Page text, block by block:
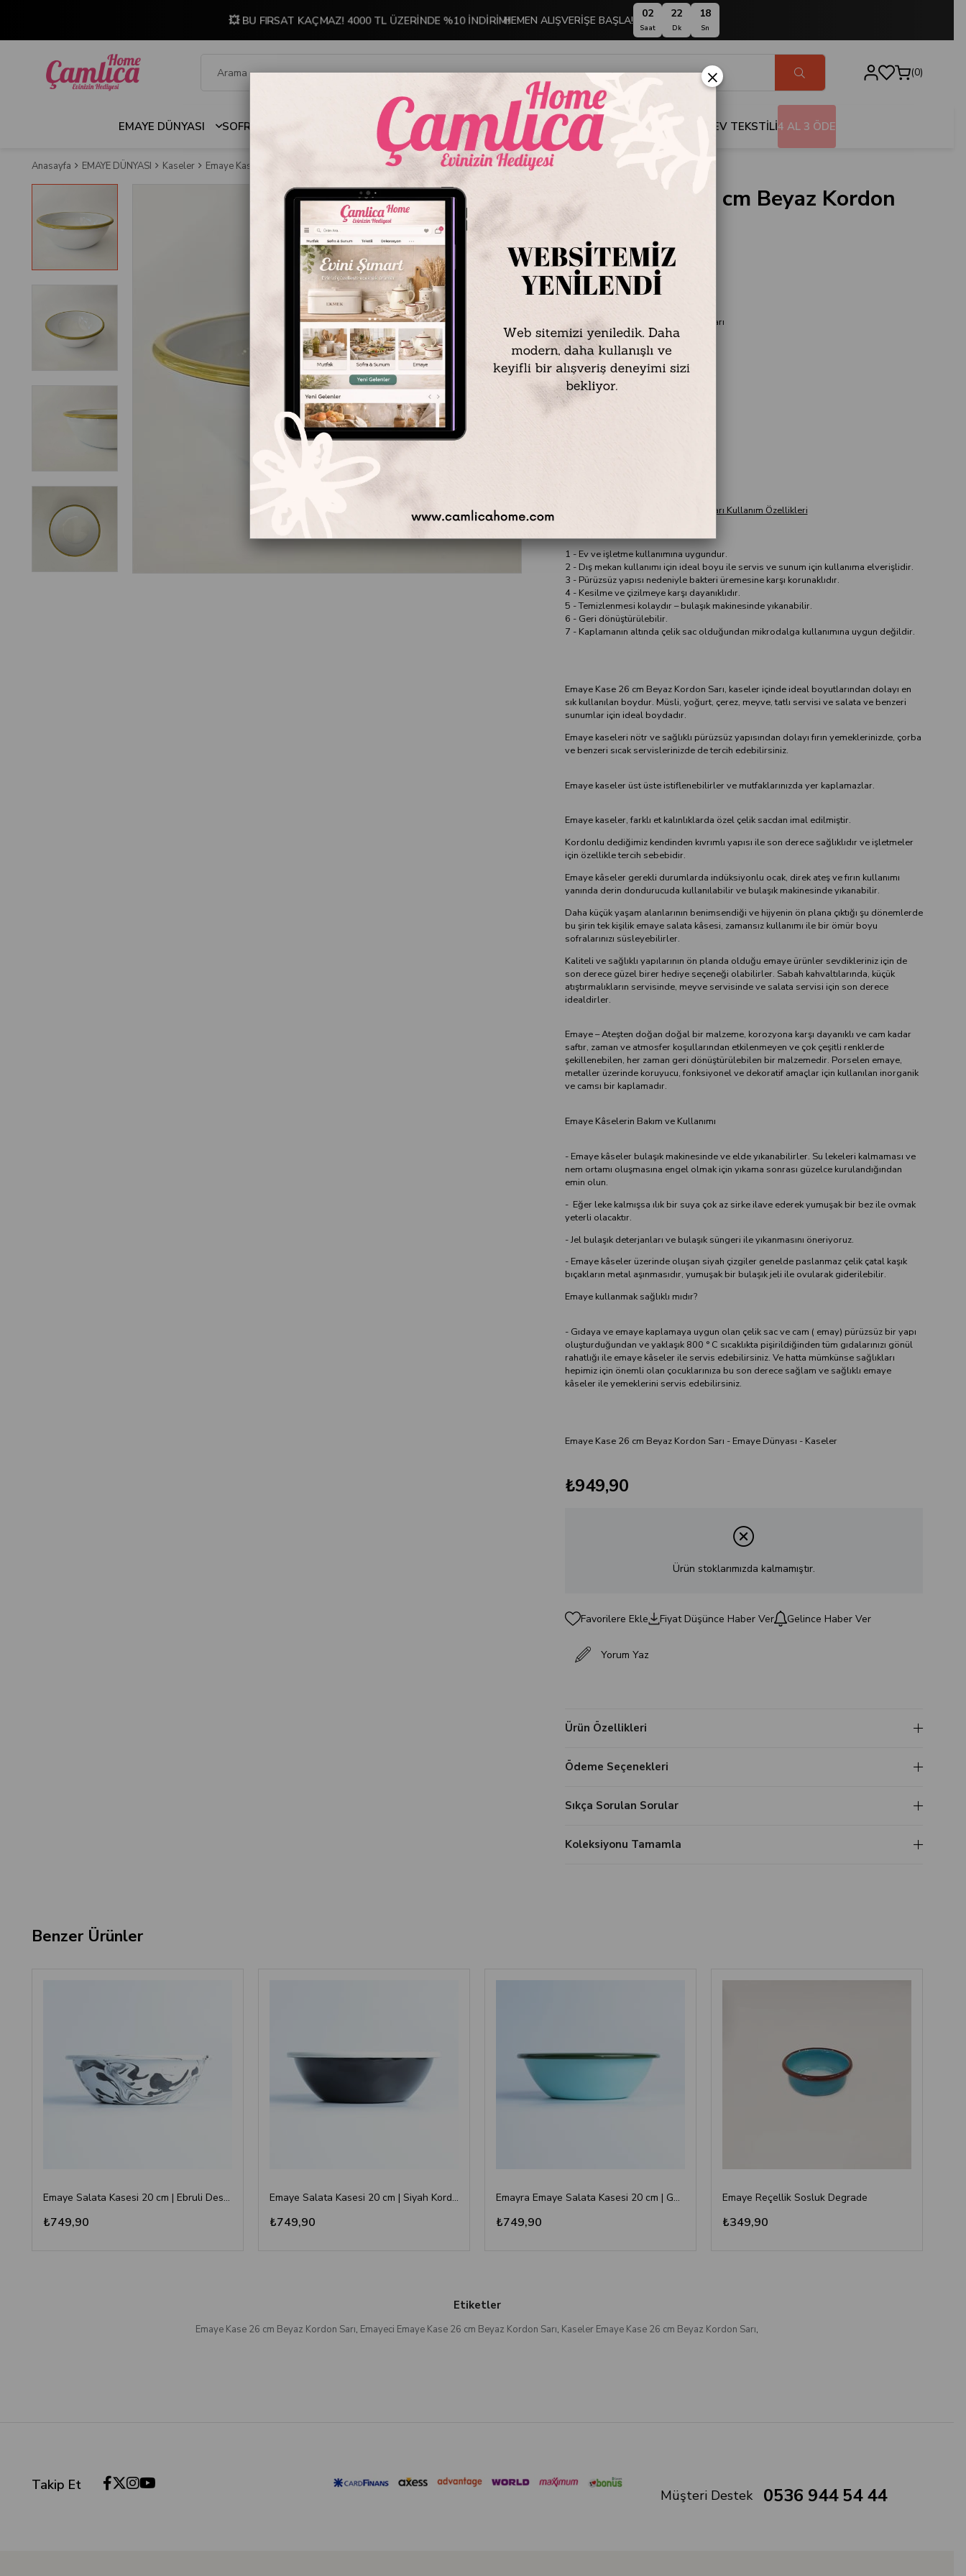
💥 BU FIRSAT KAÇMAZ! 4000 TL ÜZERİNDE %10 İNDİRİM!HEMEN ALIŞVERİŞE BAŞLA! 02
Saat
22
Dk
17
Sn
0
EMAYE DÜNYASI SOFRA & MUTFAK İNDİRİMLİ ÜRÜNLER DEKORASYON TABLO KOLEKSİYONU EV TEKSTİLİ4 AL 3 ÖDE
Anasayfa EMAYE DÜNYASI Kaseler Emaye Kase 26 cm Beyaz Kordon Sarı
Emaye Kase 26 cm Beyaz Kordon
Sarı
Stok Kodu
EMYC.KSE26.001
Marka Emayra
Emaye Kase 26 cm Beyaz Kordon Sarı
Çap: 26 cm
Yükseklik: 9 cm
Emaye Kase 26 cm Beyaz Kordon Sarı Kullanım Özellikleri
1 - Ev ve işletme kullanımına uygundur.
2 - Dış mekan kullanımı için ideal boyu ile servis ve sunum için kullanıma elverişlidir.
3 - Pürüzsüz yapısı nedeniyle bakteri üremesine karşı korunaklıdır.
4 - Kesilme ve çizilmeye karşı dayanıklıdır.
5 - Temizlenmesi kolaydır – bulaşık makinesinde yıkanabilir.
6 - Geri dönüştürülebilir.
7 - Kaplamanın altında çelik sac olduğundan mikrodalga kullanımına uygun değildir.
Emaye Kase 26 cm Beyaz Kordon Sarı, kaseler içinde ideal boyutlarından dolayı en
sık kullanılan boydur. Müsli, yoğurt, çerez, meyve, tatlı servisi ve salata ve benzeri
sunumlar için ideal boydadır.
Emaye kaseleri nötr ve sağlıklı pürüzsüz yapısından dolayı fırın yemeklerinizde, çorba
ve benzeri sıcak servislerinizde de tercih edebilirsiniz.
Emaye kaseler üst üste istiflenebilirler ve mutfaklarınızda yer kaplamazlar.
Emaye kaseler, farklı et kalınlıklarda özel çelik sacdan imal edilmiştir.
Kordonlu dediğimiz kendinden kıvrımlı yapısı ile son derece sağlıklıdır ve işletmeler
için özellikle tercih sebebidir.
Emaye kâseler gerekli durumlarda indüksiyonlu ocak, direk ateş ve fırın kullanımı
yanında derin dondurucuda kullanılabilir ve bulaşık makinesinde yıkanabilir.
Daha küçük yaşam alanlarının benimsendiği ve hijyenin ön plana çıktığı şu dönemlerde
bu şirin tek kişilik emaye salata kâsesi, zamansız kullanımı ile bir ömür boyu
sofralarınızı süsleyebilirler.
Kaliteli ve sağlıklı yapılarının ön planda olduğu emaye ürünler sevdikleriniz için de
son derece güzel birer hediye seçeneği olabilirler. Sabah kahvaltılarında, küçük
atıştırmalıkların servisinde, meyve servisinde ve salata servisi için son derece
idealdirler.
Emaye – Ateşten doğan doğal bir malzeme, korozyona karşı dayanıklı ve cam kadar
saftır, zaman ve atmosfer koşullarından etkilenmeyen ve çok çeşitli renklerde
şekillenebilen, her zaman geri dönüştürülebilen bir malzemedir. Porselen emaye,
metaller üzerinde koruyucu, fonksiyonel ve dekoratif amaçlar için kullanılan inorganik
ve camsı bir kaplamadır.
Emaye Kâselerin Bakım ve Kullanımı
- Emaye kâseler bulaşık makinesinde ve elde yıkanabilirler. Su lekeleri kalmaması ve
nem ortamı oluşmasına engel olmak için yıkama sonrası güzelce kurulandığından
emin olun.
- Eğer leke kalmışsa ılık bir suya çok az sirke ilave ederek yumuşak bir bez ile ovmak
yeterli olacaktır.
- Jel bulaşık deterjanları ve bulaşık süngeri ile yıkanmasını öneriyoruz.
- Emaye kâseler üzerinde oluşan siyah çizgiler genelde paslanmaz çelik çatal kaşık
bıçakların metal aşınmasıdır, yumuşak bir bulaşık jeli ile ovularak giderilebilir.
Emaye kullanmak sağlıklı mıdır?
- Gıdaya ve emaye kaplamaya uygun olan çelik sac ve cam ( emay) pürüzsüz bir yapı
oluşturduğundan ve yaklaşık 800 ° C sıcaklıkta pişirildiğinden tüm gıdalarınızı gönül
rahatlığı ile emaye kâseler ile servis edebilirsiniz. Ve hatta mümkünse sağlıkları
hepimiz için önemli olan çocuklarınıza bu son derece sağlam ve sağlıklı emaye
kâseler ile yemeklerini servis edebilirsiniz.
Emaye Kase 26 cm Beyaz Kordon Sarı - Emaye Dünyası - Kaseler
₺949,90
Ürün stoklarımızda kalmamıştır.
Favorilere Ekle Fiyat Düşünce Haber Ver Gelince Haber Ver
Yorum Yaz
Ürün Özellikleri
Ödeme Seçenekleri
Sıkça Sorulan Sorular
Koleksiyonu Tamamla
Benzer Ürünler
Emaye Salata Kasesi 20 cm | Ebruli Desen Siyah Beyaz
₺749,90
Emaye Salata Kasesi 20 cm | Siyah Kordon Beyaz
₺749,90
Emayra Emaye Salata Kasesi 20 cm | Gök Mavi Kordon Yeşil
₺749,90
Emaye Reçellik Sosluk Degrade
₺349,90
Etiketler
Emaye Kase 26 cm Beyaz Kordon Sarı, Emayeci Emaye Kase 26 cm Beyaz Kordon Sarı, Kaseler Emaye Kase 26 cm Beyaz Kordon Sarı,
Takip Et
Müşteri Destek 0536 944 54 44
×